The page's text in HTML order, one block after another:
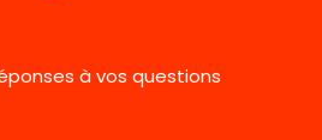
à vos questions